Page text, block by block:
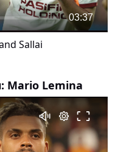
03:37
Sallai
Mario Lemina